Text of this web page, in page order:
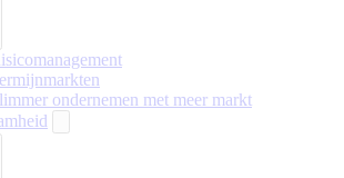
ondernemen met meer markt